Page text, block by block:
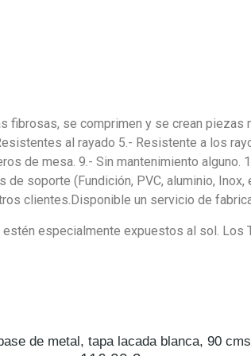
se comprimen y se crean
al rayado 5.- Resistente a los
de mesa. 9.- Sin mantenimiento alguno.
soporte (Fundición, PVC, aluminio,
clientes.Disponible un servicio de
especialmente expuestos al sol.
de metal, tapa lacada blanca, 90